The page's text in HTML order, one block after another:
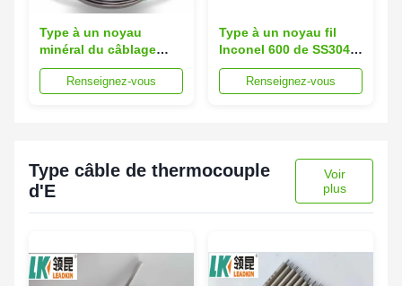
Type à un noyau
minéral du câblage
cuivre N de SS304 MI
de câble de
Renseignez-vous
Type à un noyau fil
Inconel 600 de SS304
Al2O3 3mm
d'extension de
Renseignez-vous
Type câble de thermocouple
d'E
Voir
plus